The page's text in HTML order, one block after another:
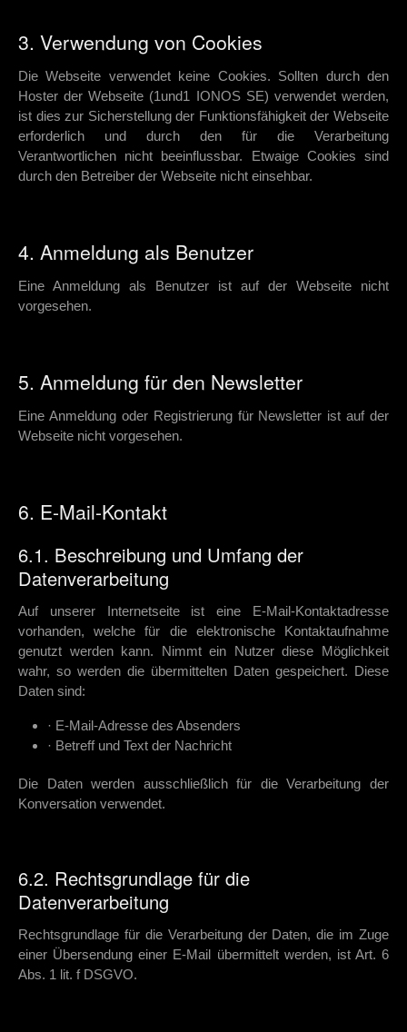
3. Verwendung von Cookies
Die Webseite verwendet keine Cookies. Sollten durch den
Hoster der Webseite (1und1 IONOS SE) verwendet werden,
ist dies zur Sicherstellung der Funktionsfähigkeit der Webseite
erforderlich und durch den für die Verarbeitung
Verantwortlichen nicht beeinflussbar. Etwaige Cookies sind
durch den Betreiber der Webseite nicht einsehbar.
4. Anmeldung als Benutzer
Eine Anmeldung als Benutzer ist auf der Webseite nicht
vorgesehen.
5. Anmeldung für den Newsletter
Eine Anmeldung oder Registrierung für Newsletter ist auf der
Webseite nicht vorgesehen.
6. E-Mail-Kontakt
6.1. Beschreibung und Umfang der
Datenverarbeitung
Auf unserer Internetseite ist eine E-Mail-Kontaktadresse
vorhanden, welche für die elektronische Kontaktaufnahme
genutzt werden kann. Nimmt ein Nutzer diese Möglichkeit
wahr, so werden die übermittelten Daten gespeichert. Diese
Daten sind:
· E-Mail-Adresse des Absenders
· Betreff und Text der Nachricht
Die Daten werden ausschließlich für die Verarbeitung der
Konversation verwendet.
6.2. Rechtsgrundlage für die
Datenverarbeitung
Rechtsgrundlage für die Verarbeitung der Daten, die im Zuge
einer Übersendung einer E-Mail übermittelt werden, ist Art. 6
Abs. 1 lit. f DSGVO.